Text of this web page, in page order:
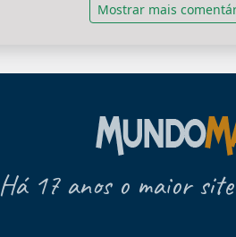
Mostrar mais
Há 17 anos o maior